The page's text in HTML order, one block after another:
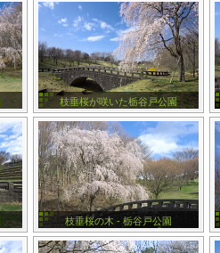
枝垂桜が咲いた栃谷戸公園
枝垂桜の木 - 栃谷戸公園